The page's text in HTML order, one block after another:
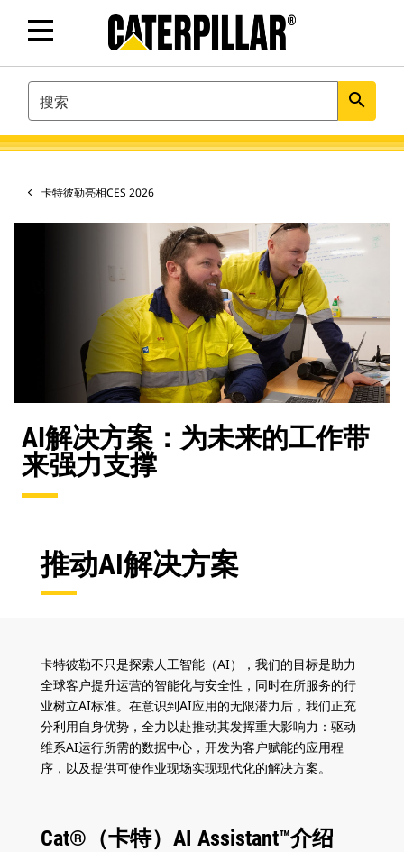
SEARCH search
卡特彼勒亮相CES 2026
AI解决方案：为未来的工作带
来强力支撑
推动AI解决方案
卡特彼勒不只是探索人工智能（AI），我们的目标是助力
全球客户提升运营的智能化与安全性，同时在所服务的行
业树立AI标准。在意识到AI应用的无限潜力后，我们正充
分利用自身优势，全力以赴推动其发挥重大影响力：驱动
维系AI运行所需的数据中心，开发为客户赋能的应用程
序，以及提供可使作业现场实现现代化的解决方案。
Cat®（卡特）AI Assistant™介绍